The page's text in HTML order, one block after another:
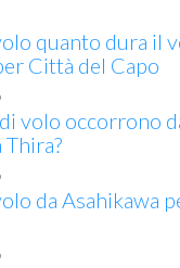
quanto dura il
Città del Capo
volo occorrono
Thira?
da Asahikawa